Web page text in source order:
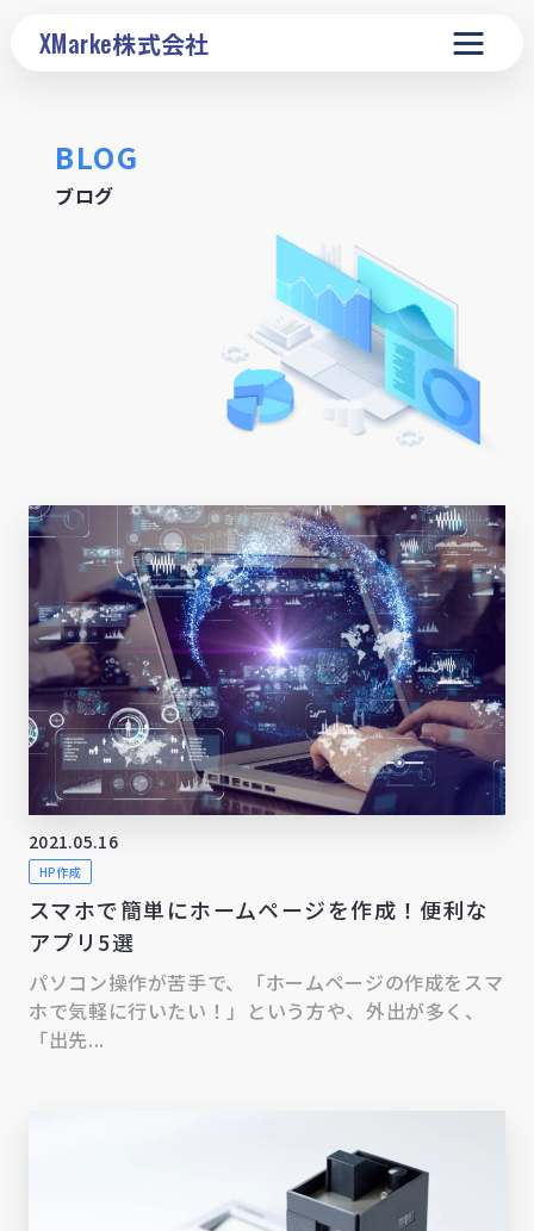
XMarke株式会社
BLOG
ブログ
2021.05.16
HP作成
スマホで簡単にホームページを作成！便利な
アプリ5選
パソコン操作が苦手で、「ホームページの作成をスマ
ホで気軽に行いたい！」という方や、外出が多く、
「出先...